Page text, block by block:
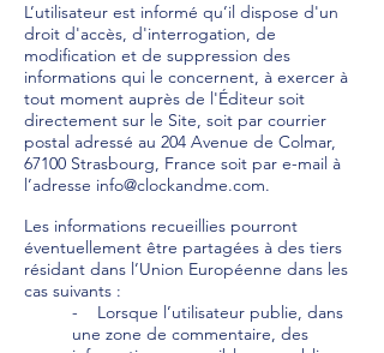
L’utilisateur est informé qu’il dispose d'un
droit d'accès, d'interrogation, de
modification et de suppression des
informations qui le concernent, à exercer à
tout moment auprès de l'Éditeur soit
directement sur le Site, soit par courrier
postal adressé au 204 Avenue de Colmar,
67100 Strasbourg, France soit par e-mail à
l’adresse info@clockandme.com.
Les informations recueillies pourront
éventuellement être partagées à des tiers
résidant dans l’Union Européenne dans les
cas suivants :
- Lorsque l’utilisateur publie, dans
une zone de commentaire, des